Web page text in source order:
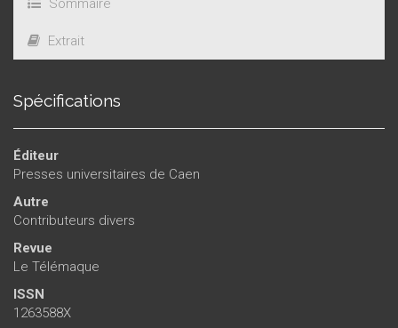
Extrait
Spécifications
Éditeur
Presses universitaires de Caen
Autre
Contributeurs divers
Revue
Le Télémaque
ISSN
1263588X